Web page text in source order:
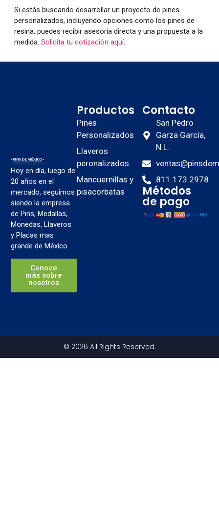
Si estás buscando desarrollar un proyecto de pines
personalizados, incluyendo opciones como los pines de
resina, puedes recibir asesoría directa y una propuesta a la
medida. Solicita tu cotización aquí.
Hoy en día, luego de
20 años en el
mercado, seguimos
siendo la empresa
de Pins, Medallas,
Monedas, Llaveros
y Placas mas
grande de México
Conoce
más sobre
nosotros
Productos
Pines
Personalizados
Llaveros
peronalizados
Mancuernillas y
pisacorbatas
Contacto
San Pedro
Garza García,
N.L.
811.173.2978
Métodos
de pago
© 2026 All Rights Reserved.